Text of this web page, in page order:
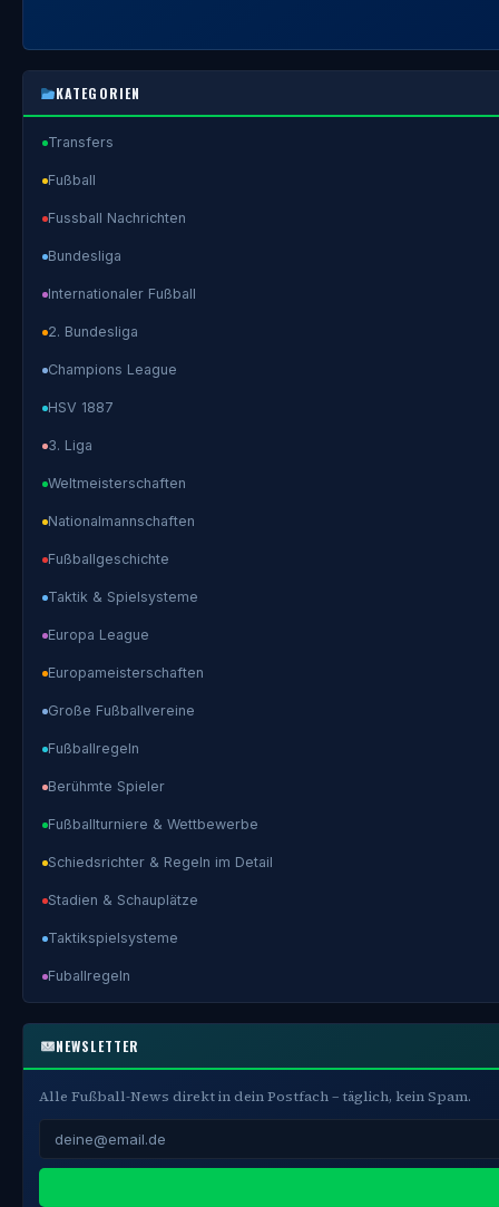
KATEGORIEN
Transfers
Fußball
Fussball Nachrichten
Bundesliga
Internationaler Fußball
2. Bundesliga
Champions League
HSV 1887
3. Liga
Weltmeisterschaften
Nationalmannschaften
Fußballgeschichte
Taktik & Spielsysteme
Europa League
Europameisterschaften
Große Fußballvereine
Fußballregeln
Berühmte Spieler
Fußballturniere & Wettbewerbe
Schiedsrichter & Regeln im Detail
Stadien & Schauplätze
Taktikspielsysteme
Fuballregeln
NEWSLETTER
Alle Fußball-News direkt in dein Postfach – täglich, kein Spam.